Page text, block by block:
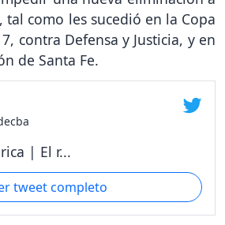
tal como les sucedió en la Copa
contra Defensa y Justicia, y en
de Santa Fe.
| El r...
tweet completo